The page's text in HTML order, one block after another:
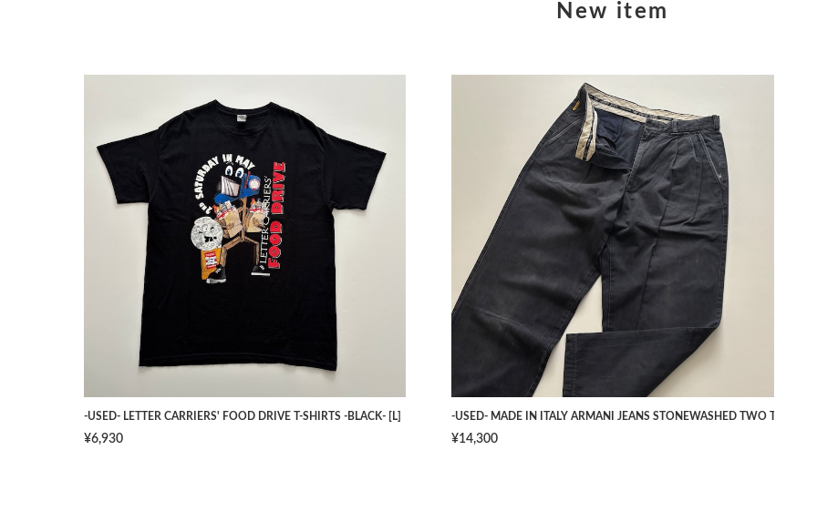
New item
-USED- LETTER CARRIERS' FOOD DRIVE T-SHIRTS -BLACK- [L]
¥6,930
-USED- MADE IN ITALY ARMANI JEANS STONEWASHED TWO TUCK
¥14,300